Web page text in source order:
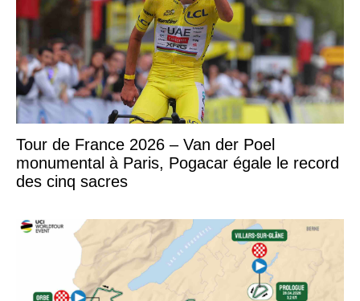
Tour de France 2026 – Van der Poel
monumental à Paris, Pogacar égale le record
des cinq sacres